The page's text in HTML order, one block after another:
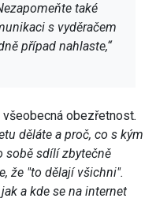
také
s vyděračem
případ nahlaste,“
obezřetnost.
děláte a proč, co s kým
sobě sdílí zbytečně
že "to dělají všichni".
a kde se na internet